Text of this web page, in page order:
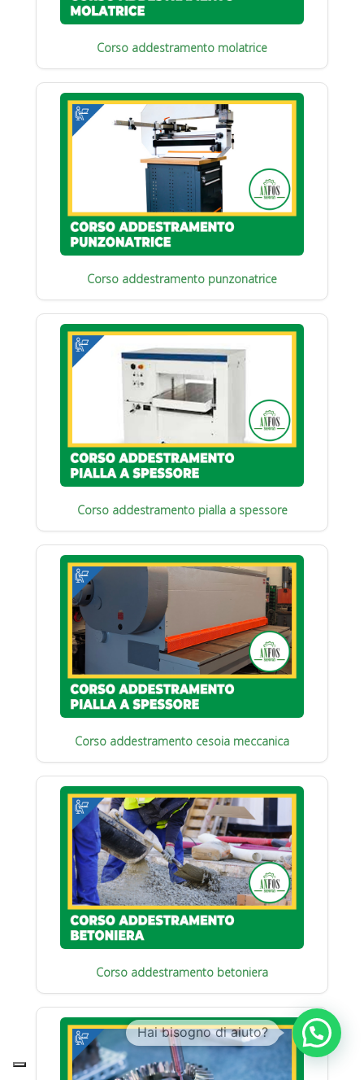
Corso addestramento molatrice
Corso addestramento punzonatrice
Corso addestramento pialla a spessore
Corso addestramento cesoia meccanica
Corso addestramento betoniera